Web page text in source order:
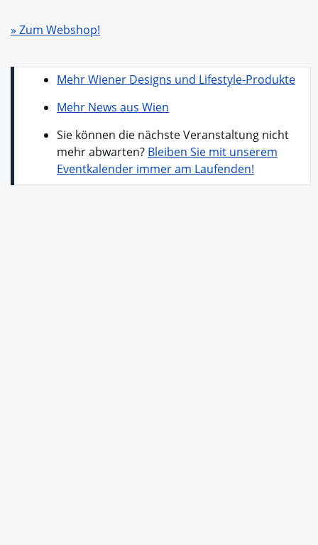
» Zum Webshop!
Mehr Wiener Designs und Lifestyle-Produkte
Mehr News aus Wien
Sie können die nächste Veranstaltung nicht
mehr abwarten? Bleiben Sie mit unserem
Eventkalender immer am Laufenden!